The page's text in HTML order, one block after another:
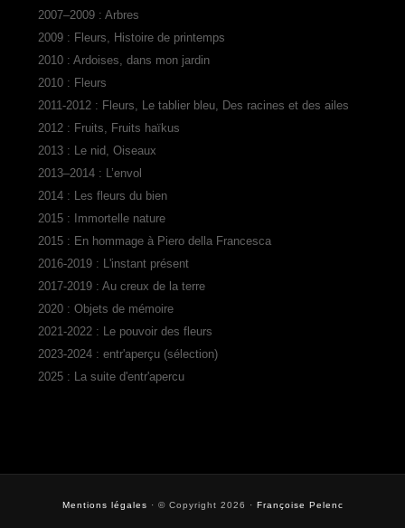
2007–2009 : Arbres
2009 : Fleurs, Histoire de printemps
2010 : Ardoises, dans mon jardin
2010 : Fleurs
2011-2012 : Fleurs, Le tablier bleu, Des racines et des ailes
2012 : Fruits, Fruits haïkus
2013 : Le nid, Oiseaux
2013–2014 : L’envol
2014 : Les fleurs du bien
2015 : Immortelle nature
2015 : En hommage à Piero della Francesca
2016-2019 : L'instant présent
2017-2019 : Au creux de la terre
2020 : Objets de mémoire
2021-2022 : Le pouvoir des fleurs
2023-2024 : entr'aperçu (sélection)
2025 : La suite d'entr'apercu
Mentions légales · © Copyright 2026 · Françoise Pelenc